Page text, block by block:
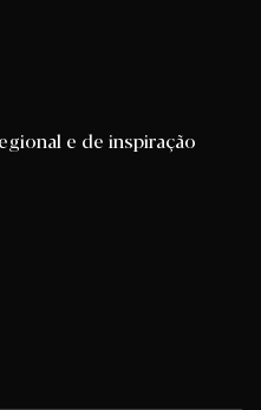
e de inspiração